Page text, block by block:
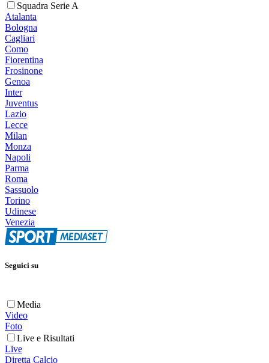
Squadra Serie A
Atalanta
Bologna
Cagliari
Como
Fiorentina
Frosinone
Genoa
Inter
Juventus
Lazio
Lecce
Milan
Monza
Napoli
Parma
Roma
Sassuolo
Torino
Udinese
Venezia
Seguici su
Media
Video
Foto
Live e Risultati
Live
Diretta Calcio